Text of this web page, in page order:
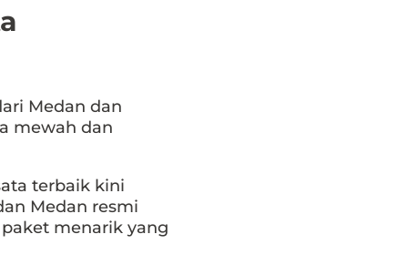
Medan dan
mewah dan
terbaik kini
Medan resmi
menarik yang